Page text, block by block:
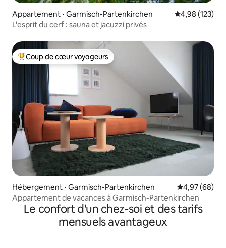
Appartement ⋅ Garmisch-Partenkirchen Évaluation
4,98 (123)
L'esprit du cerf : sauna et jacuzzi privés
Coups de cœur voyageurs les plus appréciés
Coup de cœur voyageurs
Hébergement ⋅ Garmisch-Partenkirchen Évaluation
4,97 (68)
Appartement de vacances à Garmisch-Partenkirchen
Le confort d'un chez-soi et des tarifs
mensuels avantageux